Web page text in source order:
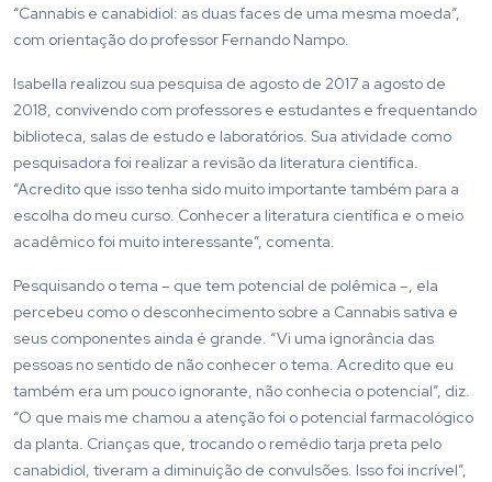
“Cannabis e canabidiol: as duas faces de uma mesma moeda”,
com orientação do professor Fernando Nampo.
Isabella realizou sua pesquisa de agosto de 2017 a agosto de
2018, convivendo com professores e estudantes e frequentando
biblioteca, salas de estudo e laboratórios. Sua atividade como
pesquisadora foi realizar a revisão da literatura científica.
“Acredito que isso tenha sido muito importante também para a
escolha do meu curso. Conhecer a literatura científica e o meio
acadêmico foi muito interessante”, comenta.
Pesquisando o tema – que tem potencial de polêmica –, ela
percebeu como o desconhecimento sobre a Cannabis sativa e
seus componentes ainda é grande. “Vi uma ignorância das
pessoas no sentido de não conhecer o tema. Acredito que eu
também era um pouco ignorante, não conhecia o potencial”, diz.
“O que mais me chamou a atenção foi o potencial farmacológico
da planta. Crianças que, trocando o remédio tarja preta pelo
canabidiol, tiveram a diminuição de convulsões. Isso foi incrível”,